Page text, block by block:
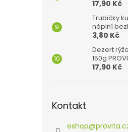
17,90 Kč
Trubičky
náplní
3,80 Kč
Dezert
150g
17,90 Kč
Kontakt
eshop@